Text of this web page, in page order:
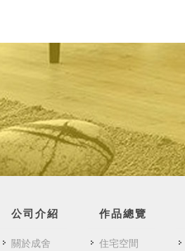
公司介紹
關於成舍
作品總覽
住宅空間